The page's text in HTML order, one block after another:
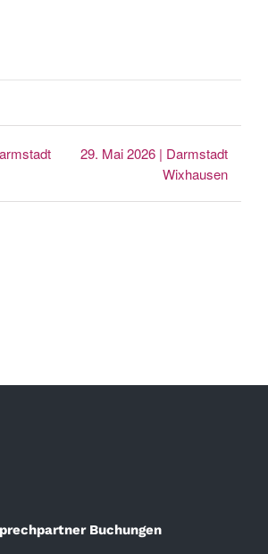
29. Mai 2026 | Darmstadt
Wixhausen
Buchungen